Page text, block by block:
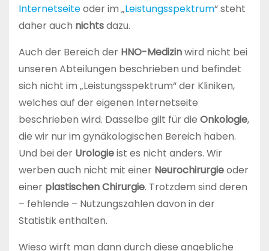
Internetseiteoder im „Leistungsspektrum“ steht
daher auch nichtsdazu.
Auch der Bereich der HNO-Medizinwird nicht bei
unseren Abteilungen beschrieben und befindet
sich nicht im „Leistungsspektrum“ der Kliniken,
welches auf der eigenen Internetseite
beschrieben wird. Dasselbe gilt für die Onkologie,
die wir nur im gynäkologischen Bereich haben.
Und bei der Urologieist es nicht anders. Wir
werben auch nicht mit einer Neurochirurgieoder
einer plastischen Chirurgie. Trotzdem sind deren
– fehlende – Nutzungszahlen davon in der
Statistik enthalten.
Wieso wirft man dann durch diese angebliche